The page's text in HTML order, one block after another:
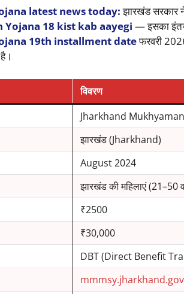
latest news today:झारखंड सरकार
Yojana 18 kist kab aayegi — इसका
19th installment dateफरवरी
विवरण
Jharkhand
झारखंड (Jharkhand)
August 2024
झारखंड की महिलाएं (21–50
₹2500
₹30,000
DBT (Direct Benefit